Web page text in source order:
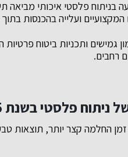
ועלייה בהכנסות
גמישים ותכניות ביטוח
רחבים.
פלסטי בשנת 2025?
החלמה קצר יותר, תוצאות